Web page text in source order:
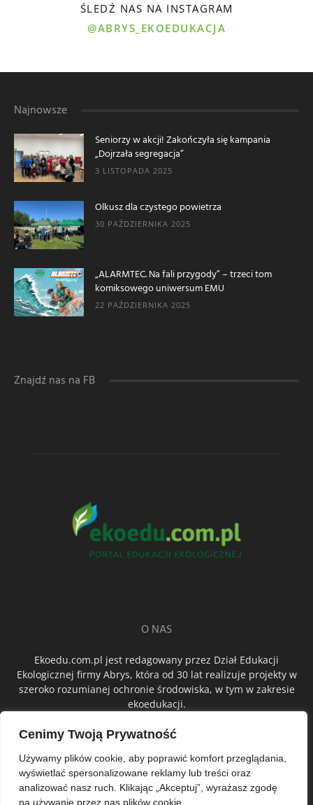
Cenimy Twoją Prywatność
Używamy plików cookie, aby poprawić komfort przeglądania,
wyświetlać spersonalizowane reklamy lub treści oraz
analizować nasz ruch. Klikając „Akceptuj”, wyrażasz zgodę
na używanie przez nas plików cookie.
ŚLEDŹ NAS NA INSTAGRAM
@ABRYS_EKOEDUKACJA
Najnowsze
Seniorzy w akcji! Zakończyła się kampania
„Dojrzała segregacja”
3 LISTOPADA 2025
Olkusz dla czystego powietrza
30 PAŹDZIERNIKA 2025
„ALARMTEC. Na fali przygody” – trzeci tom
komiksowego uniwersum EMU
22 PAŹDZIERNIKA 2025
Znajdź nas na FB
O NAS
Ekoedu.com.pl jest redagowany przez Dział Edukacji
Ekologicznej firmy Abrys, która od 30 lat realizuje projekty w
szeroko rozumianej ochronie środowiska, w tym w zakresie
ekoedukacji.
ŚLEDŹ NAS